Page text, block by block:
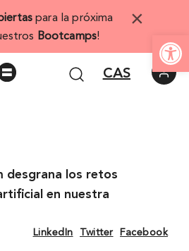
Abrir
para la próxima
Bootcamps!
×
CAS
desgrana los retos
en nuestra
LinkedIn Twitter Facebook